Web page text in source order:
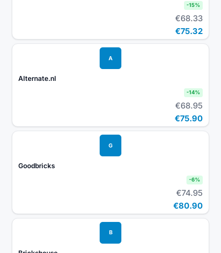
-15%
€68.33
€75.32
A
Alternate.nl
-14%
€68.95
€75.90
G
Goodbricks
-6%
€74.95
€80.90
B